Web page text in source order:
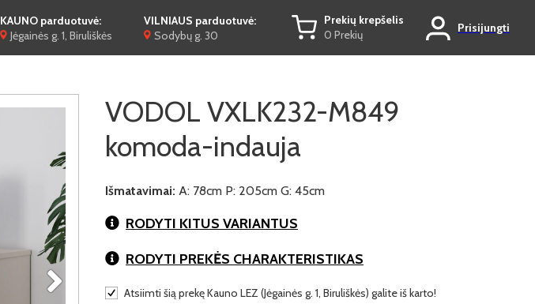
KAUNO parduotuvė:
Jėgainės g. 1, Biruliškės
VILNIAUS parduotuvė:
Sodybų g. 30
Prekių krepšelis
0 Prekių
Prisijungti
VODOL VXLK232-M849
komoda-indauja
Išmatavimai: A: 78cm P: 205cm G: 45cm
RODYTI KITUS VARIANTUS
RODYTI PREKĖS CHARAKTERISTIKAS
Atsiimti šią prekę Kauno LEZ (Jėgainės g. 1, Biruliškės) galite iš karto!